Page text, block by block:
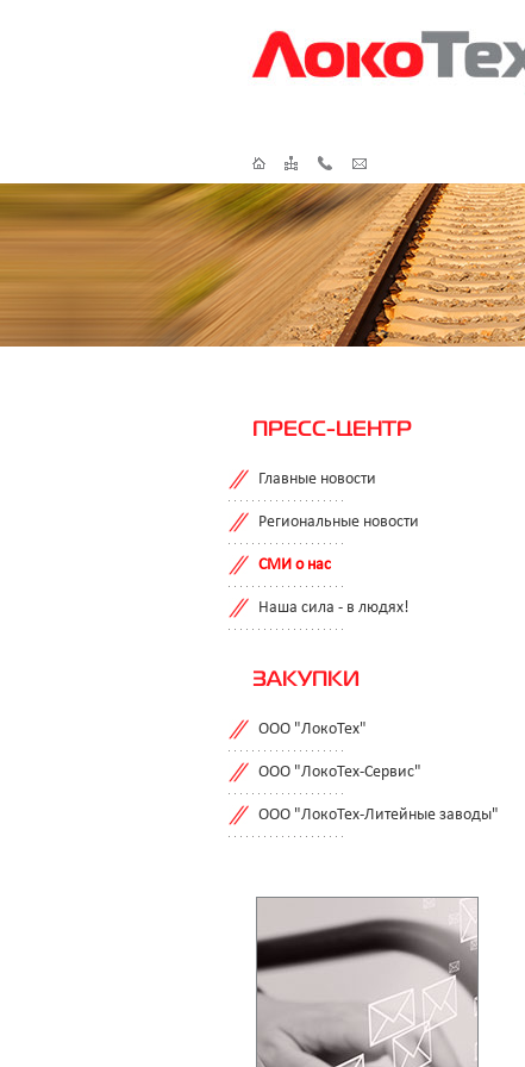
ПРЕСС-ЦЕНТР
Главные новости
Региональные новости
СМИ о нас
Наша сила - в людях!
ЗАКУПКИ
ООО "ЛокоТех"
ООО "ЛокоТех-Сервис"
ООО "ЛокоТех-Литейные заводы"